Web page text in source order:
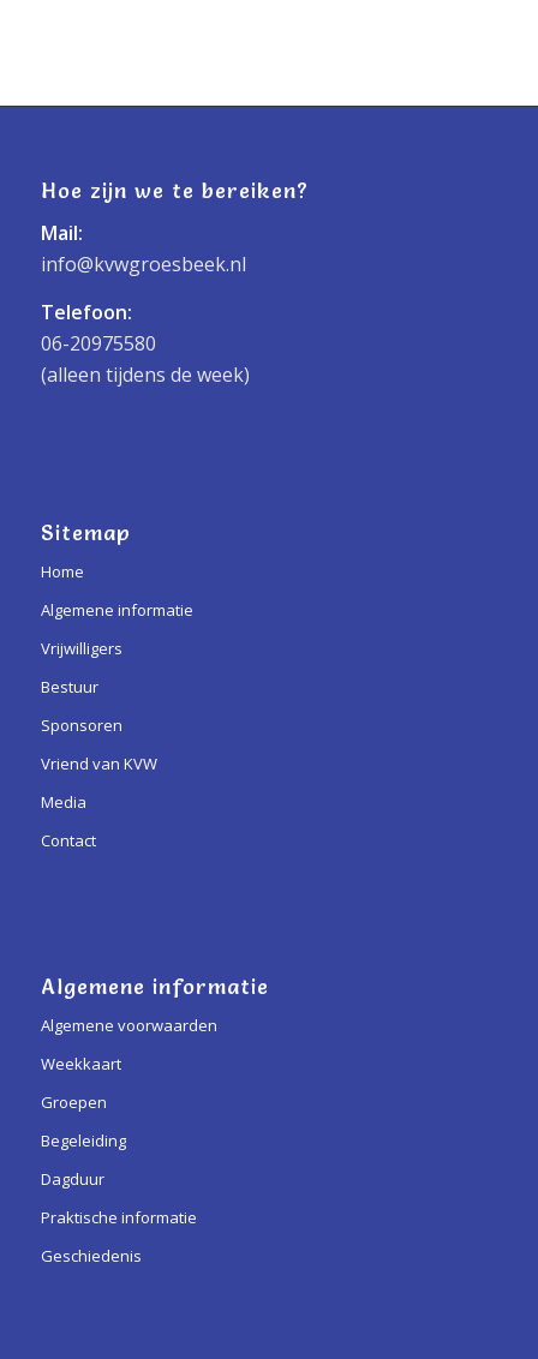
Hoe zijn we te bereiken?
Mail:
info@kvwgroesbeek.nl
Telefoon:
06-20975580
(alleen tijdens de week)
Sitemap
Home
Algemene informatie
Vrijwilligers
Bestuur
Sponsoren
Vriend van KVW
Media
Contact
Algemene informatie
Algemene voorwaarden
Weekkaart
Groepen
Begeleiding
Dagduur
Praktische informatie
Geschiedenis